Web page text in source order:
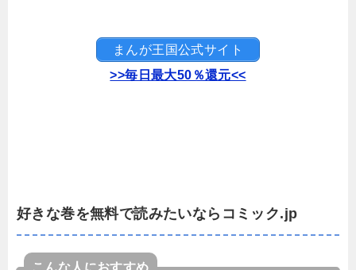
まんが王国公式サイト
>>毎日最大50％還元<<
好きな巻を無料で読みたいならコミック.jp
こんな人におすすめ